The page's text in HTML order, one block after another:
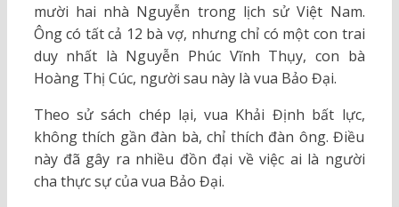
mười hai nhà Nguyễn trong lịch sử Việt Nam.
Ông có tất cả 12 bà vợ, nhưng chỉ có một con trai
duy nhất là Nguyễn Phúc Vĩnh Thụy, con bà
Hoàng Thị Cúc, người sau này là vua Bảo Đại.
Theo sử sách chép lại, vua Khải Định bất lực,
không thích gần đàn bà, chỉ thích đàn ông. Điều
này đã gây ra nhiều đồn đại về việc ai là người
cha thực sự của vua Bảo Đại.